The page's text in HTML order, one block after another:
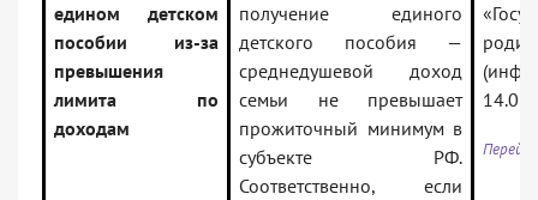
едином детском
пособии из-за
превышения
лимита по
доходам
получение единого
детского пособия —
среднедушевой доход
семьи не превышает
прожиточный минимум в
субъекте РФ.
Соответственно, если